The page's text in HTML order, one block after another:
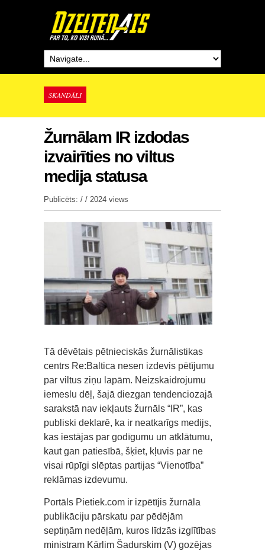
SKANDĀLI
Žurnālam IR izdodas
izvairīties no viltus
medija statusa
Publicēts: / / 2024 views
Tā dēvētais pētnieciskās žurnālistikas
centrs Re:Baltica nesen izdevis pētījumu
par viltus ziņu lapām. Neizskaidrojumu
iemeslu dēļ, šajā diezgan tendenciozajā
sarakstā nav iekļauts žurnāls “IR”, kas
publiski deklarē, ka ir neatkarīgs medijs,
kas iestājas par godīgumu un atklātumu,
kaut gan patiesībā, šķiet, kļuvis par ne
visai rūpīgi slēptas partijas “Vienotība”
reklāmas izdevumu.
Portāls Pietiek.com ir izpētījis žurnāla
publikāciju pārskatu par pēdējām
septiņām nedēļām, kuros līdzās izglītības
ministram Kārlim Šadurskim (V) gozējas